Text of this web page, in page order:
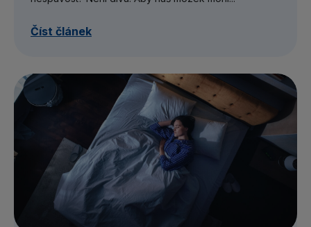
Číst článek